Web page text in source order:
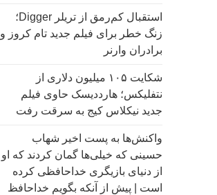
استقبال کم‌رمق از تریلر Digger؛
زنگ خطر برای فیلم جدید تام کروز و
برادران وارنر
شکایت ۱۰۵ میلیون دلاری از
نتفلیکس؛ هارددیسک حاوی فیلم
جدید نیکلاس کیج به سرقت رفت
واکنش‌ها به پست اخیر شهاب
حسینی که خیلی‌ها گمان کردند که او
از دنیای بازیگری خداحافظی کرده
است | پیش از آنکه بگویم خداحافظ